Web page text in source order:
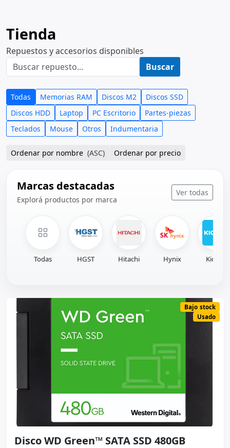
Tienda
Repuestos y accesorios disponibles
Buscar
Todas Memorias RAM Discos M2
Discos SSD
Discos HDD
Laptop PC Escritorio
Partes-piezas
Teclados
Mouse Otros Indumentaria
Ordenar por nombre (ASC) Ordenar por precio
Marcas destacadas
Explorá productos por marca
Ver todas
Todas HGST Hitachi Hynix Kioxia
Bajo stock
Usado
Disco WD Green™ SATA SSD 480GB